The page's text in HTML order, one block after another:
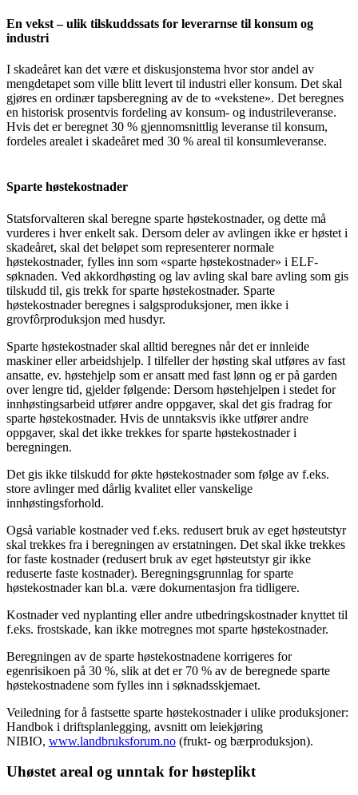
En vekst – ulik tilskuddssats for leverarnse til konsum og
industri
I skadeåret kan det være et diskusjonstema hvor stor andel av
mengdetapet som ville blitt levert til industri eller konsum. Det skal
gjøres en ordinær tapsberegning av de to «vekstene». Det beregnes
en historisk prosentvis fordeling av konsum- og industrileveranse.
Hvis det er beregnet 30 % gjennomsnittlig leveranse til konsum,
fordeles arealet i skadeåret med 30 % areal til konsumleveranse.
Sparte høstekostnader
Statsforvalteren skal beregne sparte høstekostnader, og dette må
vurderes i hver enkelt sak. Dersom deler av avlingen ikke er høstet i
skadeåret, skal det beløpet som representerer normale
høstekostnader, fylles inn som «sparte høstekostnader» i ELF-
søknaden. Ved akkordhøsting og lav avling skal bare avling som gis
tilskudd til, gis trekk for sparte høstekostnader. Sparte
høstekostnader beregnes i salgsproduksjoner, men ikke i
grovfôrproduksjon med husdyr.
Sparte høstekostnader skal alltid beregnes når det er innleide
maskiner eller arbeidshjelp. I tilfeller der høsting skal utføres av fast
ansatte, ev. høstehjelp som er ansatt med fast lønn og er på garden
over lengre tid, gjelder følgende: Dersom høstehjelpen i stedet for
innhøstingsarbeid utfører andre oppgaver, skal det gis fradrag for
sparte høstekostnader. Hvis de unntaksvis ikke utfører andre
oppgaver, skal det ikke trekkes for sparte høstekostnader i
beregningen.
Det gis ikke tilskudd for økte høstekostnader som følge av f.eks.
store avlinger med dårlig kvalitet eller vanskelige
innhøstingsforhold.
Også variable kostnader ved f.eks. redusert bruk av eget høsteutstyr
skal trekkes fra i beregningen av erstatningen. Det skal ikke trekkes
for faste kostnader (redusert bruk av eget høsteutstyr gir ikke
reduserte faste kostnader). Beregningsgrunnlag for sparte
høstekostnader kan bl.a. være dokumentasjon fra tidligere.
Kostnader ved nyplanting eller andre utbedringskostnader knyttet til
f.eks. frostskade, kan ikke motregnes mot sparte høstekostnader.
Beregningen av de sparte høstekostnadene korrigeres for
egenrisikoen på 30 %, slik at det er 70 % av de beregnede sparte
høstekostnadene som fylles inn i søknadsskjemaet.
Veiledning for å fastsette sparte høstekostnader i ulike produksjoner:
Handbok i driftsplanlegging, avsnitt om leiekjøring
NIBIO, www.landbruksforum.no (frukt- og bærproduksjon).
Uhøstet areal og unntak for høsteplikt